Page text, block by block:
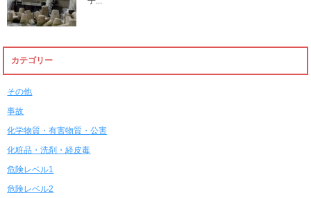
カテゴリー
その他
事故
化学物質・有害物質・公害
化粧品・洗剤・経皮毒
危険レベル1
危険レベル2